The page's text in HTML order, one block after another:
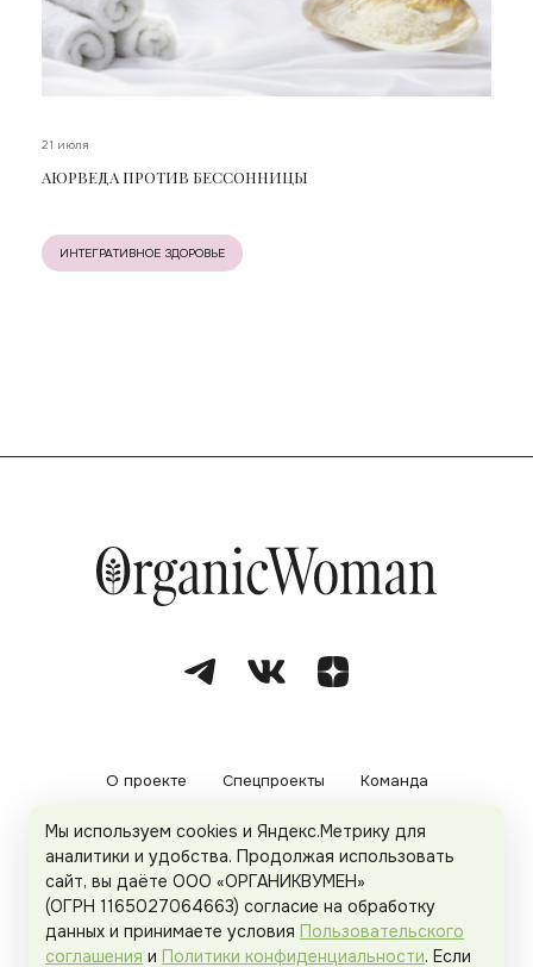
21 июля
АЮРВЕДА ПРОТИВ БЕССОННИЦЫ
ИНТЕГРАТИВНОЕ ЗДОРОВЬЕ
О проекте Спецпроекты Команда
Рекламодателям Политика конфиденциальности
Пользовательское соглашение
Мы используем cookies и Яндекс.Метрику для
аналитики и удобства. Продолжая использовать
сайт, вы даёте ООО «ОРГАНИКВУМЕН»
(ОГРН 1165027064663) согласие на обработку
данных и принимаете условия Пользовательского
соглашения и Политики конфиденциальности. Если